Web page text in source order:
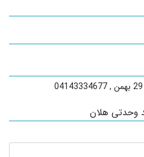
,
04143334677
وحدتی هلان